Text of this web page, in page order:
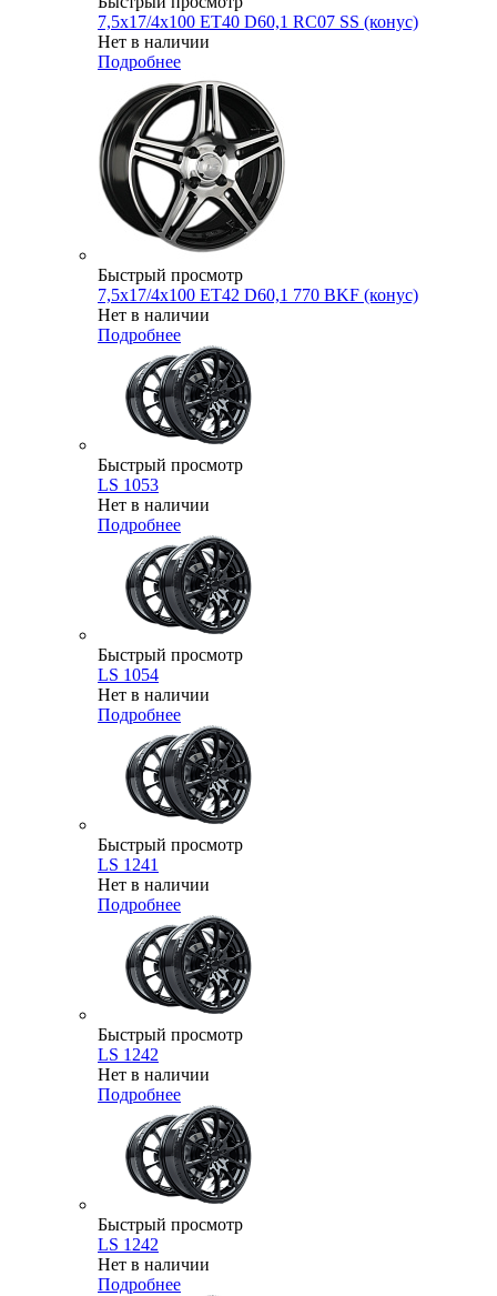
7,5x17/4x100 ET40 D60,1 RC07 SS (конус)
Нет в наличии
Подробнее
Быстрый просмотр
7,5x17/4x100 ET42 D60,1 770 BKF (конус)
Нет в наличии
Подробнее
Быстрый просмотр
LS 1053
Нет в наличии
Подробнее
Быстрый просмотр
LS 1054
Нет в наличии
Подробнее
Быстрый просмотр
LS 1241
Нет в наличии
Подробнее
Быстрый просмотр
LS 1242
Нет в наличии
Подробнее
Быстрый просмотр
LS 1242
Нет в наличии
Подробнее